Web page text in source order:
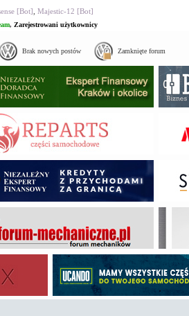
[Bot] Majestic-12 [Bot]
, Zarejestrowani użytkownicy
Brak nowych postów Zamknięte forum